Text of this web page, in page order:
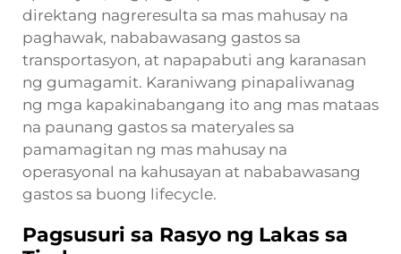
direktang nagreresulta sa mas mahusay na
paghawak, nababawasang gastos sa
transportasyon, at napapabuti ang karanasan
ng gumagamit. Karaniwang pinapaliwanag
ng mga kapakinabangang ito ang mas mataas
na paunang gastos sa materyales sa
pamamagitan ng mas mahusay na
operasyonal na kahusayan at nababawasang
gastos sa buong lifecycle.
Pagsusuri sa Rasyo ng Lakas sa